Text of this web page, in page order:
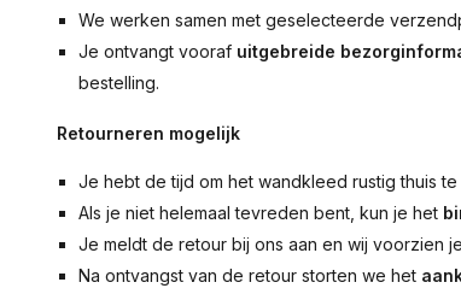
We werken samen met geselecteerde
Je ontvangt vooraf uitgebreide
bestelling.
Retourneren mogelijk
Je hebt de tijd om het wandkleed rustig thuis
Als je niet helemaal tevreden bent, kun je het
Je meldt de retour bij ons aan en wij voorzien
Na ontvangst van de retour storten we het